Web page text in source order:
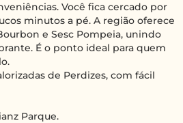
Você fica cercado por
minutos a pé. A região oferece
e Sesc Pompeia, unindo
É o ponto ideal para quem
de Perdizes, com fácil
Parque.